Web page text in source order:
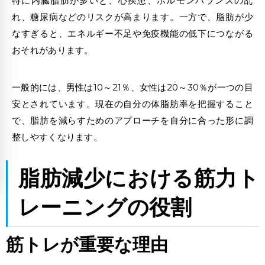
れ、糖尿病などのリスクが高まります。一方で、脂肪が少
なすぎると、エネルギー不足や免疫機能の低下につながる
おそれがあります。
一般的には、男性は10～21％、女性は20～30％が一つの目
安とされています。現在の自分の体脂肪率を把握すること
で、脂肪を減らすためのアプローチを自分に合った形に調
整しやすくなります。
脂肪減少における筋力ト
レーニングの役割
筋トレが重要な理由